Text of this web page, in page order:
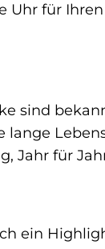
Uhr für
sind
Jahr für
ein